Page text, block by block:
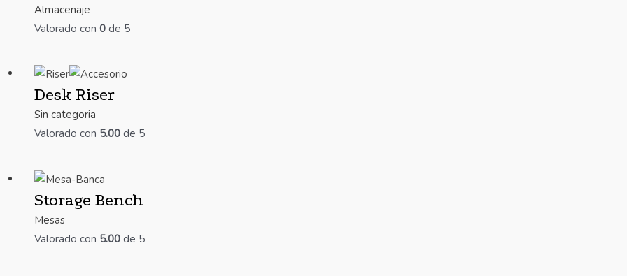
Almacenaje
Valorado con 0 de 5
Desk Riser
Sin categoria
Valorado con 5.00 de 5
Storage Bench
Mesas
Valorado con 5.00 de 5